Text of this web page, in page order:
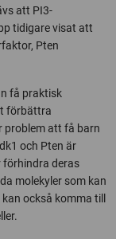
att PI3-
tidigare visat att
Pten
få praktisk
förbättra
problem att få barn
och Pten är
förhindra deras
molekyler som kan
också komma till